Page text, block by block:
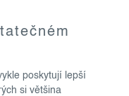
poskytují lepší
si většina